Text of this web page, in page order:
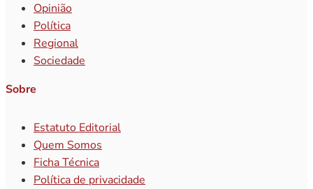
Opinião
Política
Regional
Sociedade
Sobre
Estatuto Editorial
Quem Somos
Ficha Técnica
Política de privacidade